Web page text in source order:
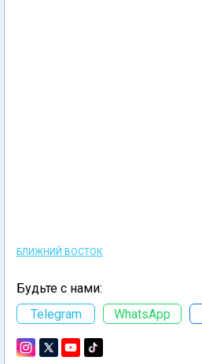
БЛИЖНИЙ ВОСТОК
Будьте с нами:
Telegram
WhatsApp